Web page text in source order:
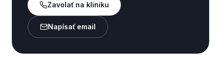
Zavolať na kliniku
Napísať email